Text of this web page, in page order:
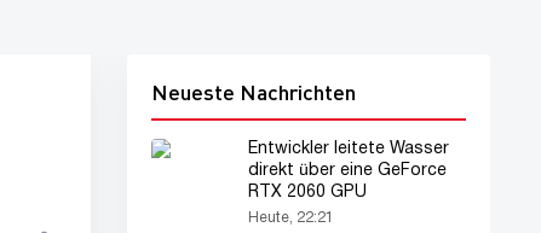
Neueste Nachrichten
Entwickler leitete Wasser
direkt über eine GeForce
RTX 2060 GPU
Heute, 22:21